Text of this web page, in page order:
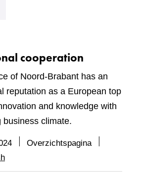
cooperation
of Noord-Brabant has an
reputation as a European top
and knowledge with
business climate.
Overzichtspagina